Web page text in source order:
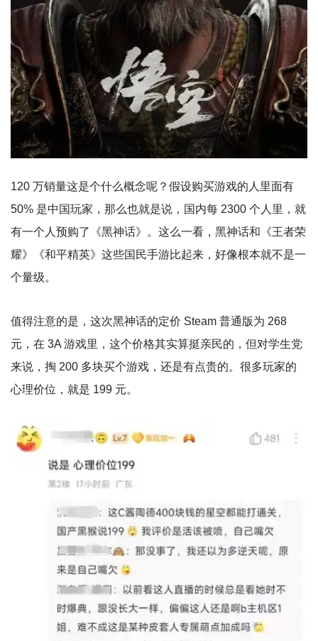
120 万销量这是个什么概念呢？假设购买游戏的人里面有
50% 是中国玩家，那么也就是说，国内每 2300 个人里，就
有一个人预购了《黑神话》。这么一看，黑神话和《王者荣
耀》《和平精英》这些国民手游比起来，好像根本就不是一
个量级。
值得注意的是，这次黑神话的定价 Steam 普通版为 268
元，在 3A 游戏里，这个价格其实算挺亲民的，但对学生党
来说，掏 200 多块买个游戏，还是有点贵的。很多玩家的
心理价位，就是 199 元。